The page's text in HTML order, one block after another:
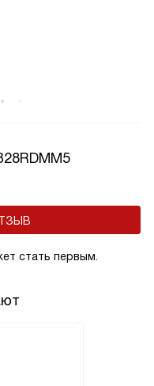
стать первым.